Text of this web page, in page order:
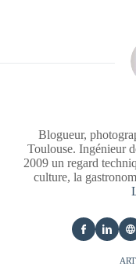
Blogueur,
Toulouse. Ingénieur
2009 un regard
culture, la